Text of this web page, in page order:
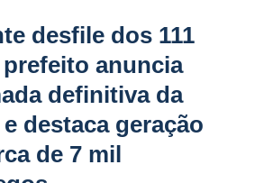
desfile dos 111
anuncia
definitiva da
e destaca geração
de 7 mil